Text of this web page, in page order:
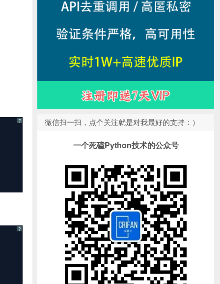
?
?
微信扫一扫，点个关注就是对我最好的支持：）
一个死磕Python技术的公众号